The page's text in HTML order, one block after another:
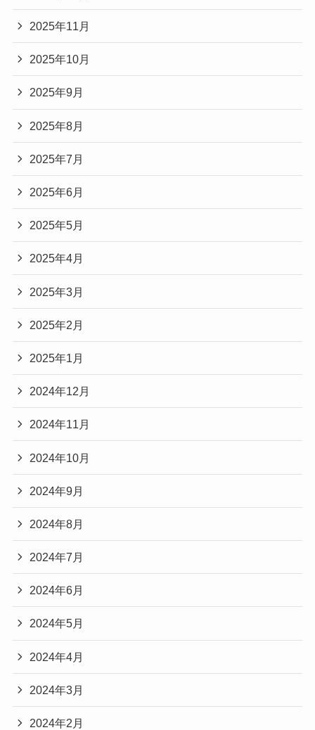
2025年11月
2025年10月
2025年9月
2025年8月
2025年7月
2025年6月
2025年5月
2025年4月
2025年3月
2025年2月
2025年1月
2024年12月
2024年11月
2024年10月
2024年9月
2024年8月
2024年7月
2024年6月
2024年5月
2024年4月
2024年3月
2024年2月